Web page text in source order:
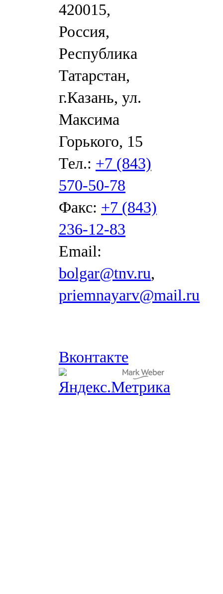
420015,
Россия,
Республика
Татарстан,
г.Казань, ул.
Максима
Горького, 15
Тел.: +7 (843)
570-50-78
Факс: +7 (843)
236-12-83
Email:
bolgar@tnv.ru,
priemnayarv@mail.ru
Вконтакте